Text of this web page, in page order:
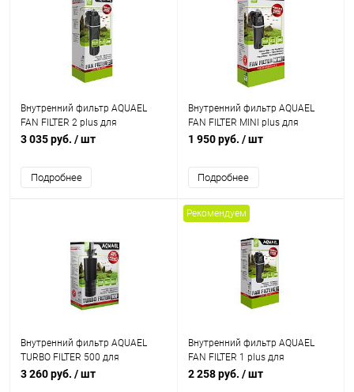
Внутренний фильтр AQUAEL
FAN FILTER 2 plus для
аквариума 100 - 150 л (450 л/ч,
3 035 руб. / шт
Подробнее
Внутренний фильтр AQUAEL
FAN FILTER MINI plus для
аквариума 30 - 60 л (260 л/ч, 4.2
1 950 руб. / шт
Подробнее
Внутренний фильтр AQUAEL
TURBO FILTER 500 для
аквариума до 150 л (500 л/ч, 4.4
3 260 руб. / шт
Рекомендуем
Внутренний фильтр AQUAEL
FAN FILTER 1 plus для
аквариума 60 - 100 л (320 л/ч,
2 258 руб. / шт